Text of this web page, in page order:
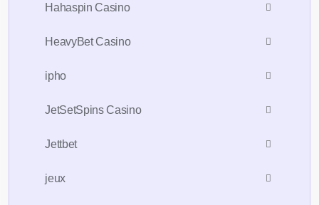
Hahaspin Casino
HeavyBet Casino
ipho
JetSetSpins Casino
Jettbet
jeux